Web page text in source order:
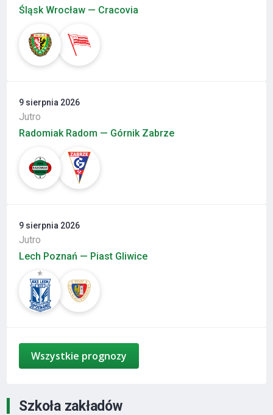
Śląsk Wrocław — Cracovia
9 sierpnia 2026
Jutro
Radomiak Radom — Górnik Zabrze
9 sierpnia 2026
Jutro
Lech Poznań — Piast Gliwice
Wszystkie prognozy
Szkoła zakładów